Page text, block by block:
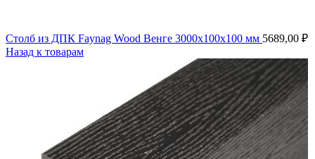
Столб из ДПК Faynag Wood Венге 3000х100х100 мм 5689,00 ₽
Назад к товарам